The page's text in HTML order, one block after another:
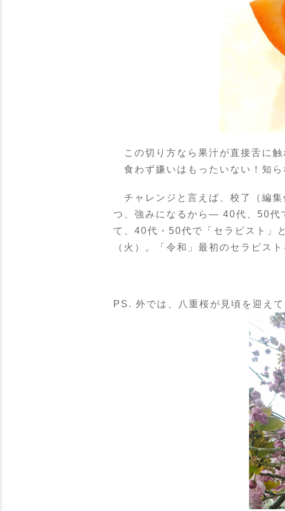
この切り方なら果汁が直接舌に触
食わず嫌いはもったいない！知ら
チャレンジと言えば、校了（編集
つ、強みになるから— 40代、50代
て、40代・50代で「セラピスト」
（火）。「令和」最初のセラピス
PS. 外では、八重桜が見頃を迎えて